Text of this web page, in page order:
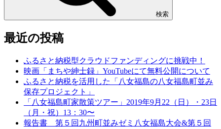
検索
最近の投稿
ふるさと納税型クラウドファンディングに挑戦中！
映画「まちや紳士録」YouTubeにて無料公開について
ふるさと納税を活用した「八女福島の八女福島町並み
保存プロジェクト」
「八女福島町家散策ツアー」2019年9月22（日）・23日
（月・祝）13：30〜
報告書 第５回九州町並みゼミ八女福島大会&第５回